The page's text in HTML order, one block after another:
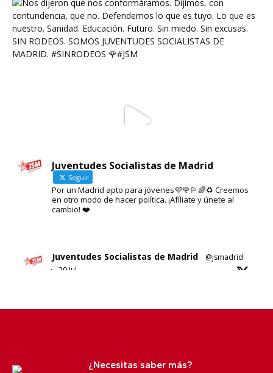
Juventudes Socialistas de Madrid
Seguir
Por un Madrid apto para jóvenes💜🌹🏳️‍🌈♻️ Creemos
en otro modo de hacer política. ¡Afíliate y únete al
cambio! ❤️
Juventudes Socialistas de Madrid
@jsmadrid
·
29 Jul
No sabemos si es esta su solución al problema de
¿Necesitas saber más?